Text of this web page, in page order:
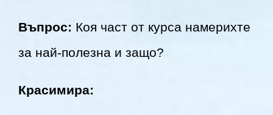
Въпрос: Коя част от курса намерихте
за най-полезна и защо?
Красимира: